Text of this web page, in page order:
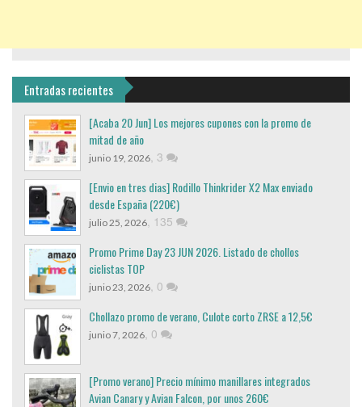
Entradas recientes
[Acaba 20 Jun] Los mejores cupones con la promo de
mitad de año
junio 19, 2026, 3
[Envio en tres dias] Rodillo Thinkrider X2 Max enviado
desde España (220€)
julio 25, 2026, 135
Promo Prime Day 23 JUN 2026. Listado de chollos
ciclistas TOP
junio 23, 2026, 0
Chollazo promo de verano, Culote corto ZRSE a 12,5€
junio 7, 2026, 0
[Promo verano] Precio mínimo manillares integrados
Avian Canary y Avian Falcon, por unos 260€